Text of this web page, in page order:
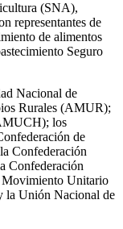
(SNA),
representantes de
de alimentos
Seguro
Nacional de
Rurales (AMUR);
los
de
Confederación
Confederación
Movimiento Unitario
la Unión Nacional de